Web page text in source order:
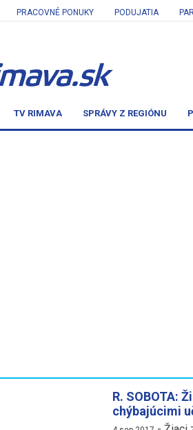
PRACOVNÉ PONUKY PODUJATIA
TV RIMAVA SPRÁVY Z REGIÓNU
R. SOBOTA:
chýbajúcimi